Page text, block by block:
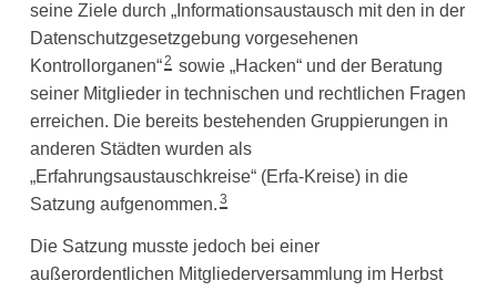
seine Ziele durch „Informationsaustausch mit den in der
Datenschutzgesetzgebung vorgesehenen
Kontrollorganen“2 sowie „Hacken“ und der Beratung
seiner Mitglieder in technischen und rechtlichen Fragen
erreichen. Die bereits bestehenden Gruppierungen in
anderen Städten wurden als
„Erfahrungsaustauschkreise“ (Erfa-Kreise) in die
Satzung aufgenommen. 3
Die Satzung musste jedoch bei einer
außerordentlichen Mitgliederversammlung im Herbst